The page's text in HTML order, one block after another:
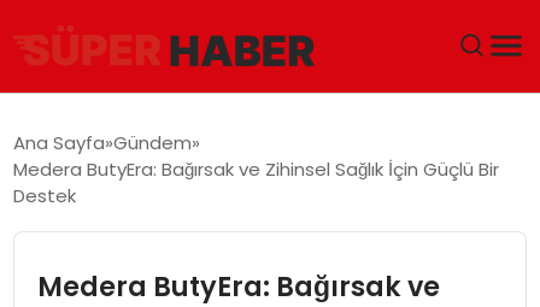
GÜNDEM
Ana Sayfa Gündem
Medera ButyEra: Bağırsak ve Zihinsel Sağlık İçin Güçlü Bir
Destek
Medera ButyEra: Bağırsak ve